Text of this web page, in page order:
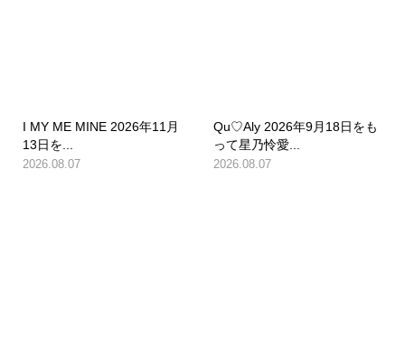
I MY ME MINE 2026年11月
13日を...
2026.08.07
Qu♡Aly 2026年9月18日をも
って星乃怜愛...
2026.08.07